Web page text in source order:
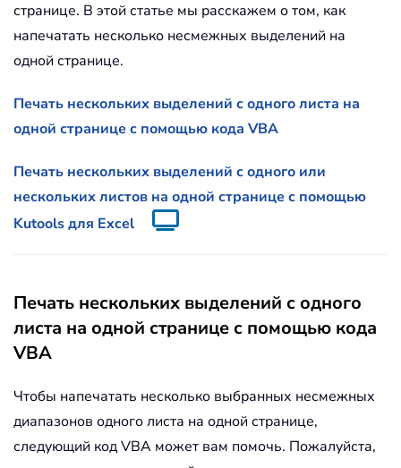
странице. В этой статье мы расскажем о том, как
напечатать несколько несмежных выделений на
одной странице.
Печать нескольких выделений с одного листа на
одной странице с помощью кода VBA
Печать нескольких выделений с одного или
нескольких листов на одной странице с помощью
Kutools для Excel
Печать нескольких выделений с одного
листа на одной странице с помощью кода
VBA
Чтобы напечатать несколько выбранных несмежных
диапазонов одного листа на одной странице,
следующий код VBA может вам помочь. Пожалуйста,